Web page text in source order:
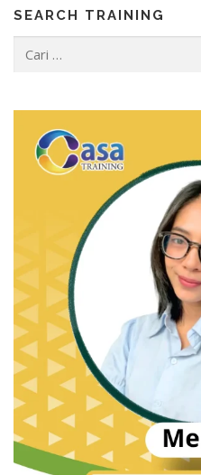
SEARCH TRAINING
untuk: